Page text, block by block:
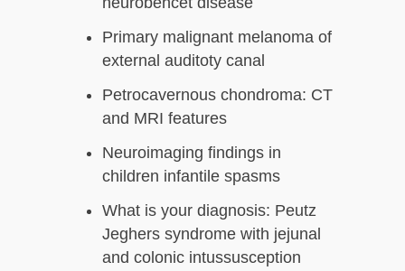
Primary malignant melanoma of
external auditoty canal
Petrocavernous chondroma: CT
and MRI features
Neuroimaging findings in
children infantile spasms
What is your diagnosis: Peutz
Jeghers syndrome with jejunal
and colonic intussusception